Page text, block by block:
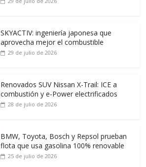
SKYACTIV: ingeniería japonesa que
aprovecha mejor el combustible
29 de julio de 2026
Renovados SUV Nissan X-Trail: ICE a
combustión y e-Power electrificados
28 de julio de 2026
BMW, Toyota, Bosch y Repsol prueban
flota que usa gasolina 100% renovable
25 de julio de 2026